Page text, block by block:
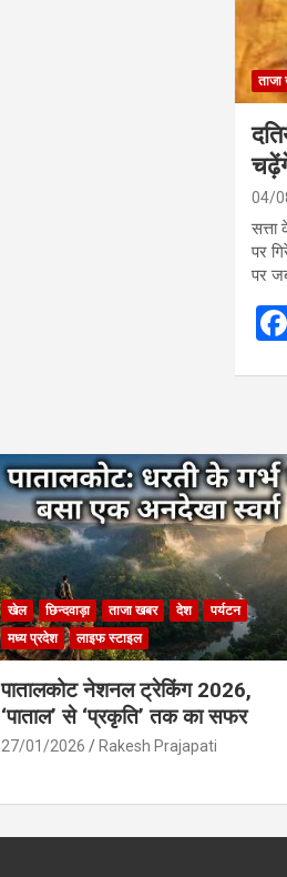
04/
सत्ता
पर
पर
खेल छिन्दवाड़ा ताजा खबर देश
पर्यटन
मध्य प्रदेश
लाइफ स्टाइल
पातालकोट नेशनल ट्रेकिंग 2026,
‘पाताल’ से ‘प्रकृति’ तक का सफर
27/01/2026 Rakesh Prajapati